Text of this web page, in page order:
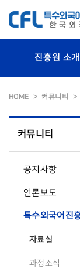
진흥원 소개
HOME 커뮤니티
커뮤니티
공지사항
언론보도
특수외국어진
자료실
과정소식